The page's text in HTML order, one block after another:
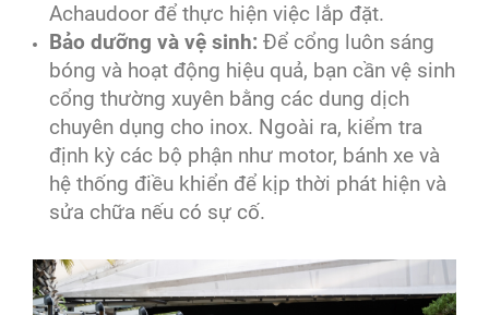
Achaudoor để thực hiện việc lắp đặt.
Bảo dưỡng và vệ sinh: Để cổng luôn sáng
bóng và hoạt động hiệu quả, bạn cần vệ sinh
cổng thường xuyên bằng các dung dịch
chuyên dụng cho inox. Ngoài ra, kiểm tra
định kỳ các bộ phận như motor, bánh xe và
hệ thống điều khiển để kịp thời phát hiện và
sửa chữa nếu có sự cố.